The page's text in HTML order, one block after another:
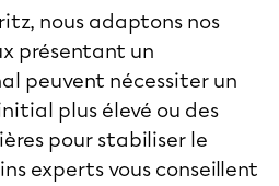
nous adaptons nos
présentant un
peuvent nécessiter un
plus élevé ou des
pour stabiliser le
experts vous conseillent